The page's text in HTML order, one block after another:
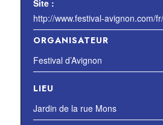
Site :
ORGANISATEUR
Festival d’Avignon
LIEU
Jardin de la rue Mons